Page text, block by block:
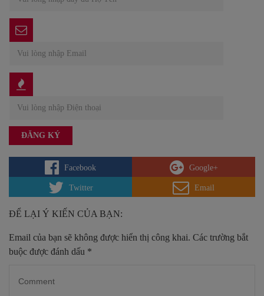
Facebook Google+
Twitter Email
ĐỂ LẠI Ý KIẾN CỦA BẠN:
Email của bạn sẽ không được hiển thị công khai. Các trường bắt
buộc được đánh dấu *